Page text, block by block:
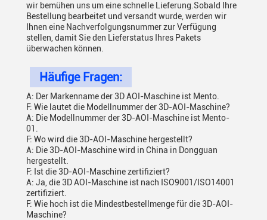
wir bemühen uns um eine schnelle Lieferung.Sobald Ihre
Bestellung bearbeitet und versandt wurde, werden wir
Ihnen eine Nachverfolgungsnummer zur Verfügung
stellen, damit Sie den Lieferstatus Ihres Pakets
überwachen können.
Häufige Fragen:
A: Der Markenname der 3D AOI-Maschine ist Mento.
F: Wie lautet die Modellnummer der 3D-AOI-Maschine?
A: Die Modellnummer der 3D-AOI-Maschine ist Mento-
01.
F: Wo wird die 3D-AOI-Maschine hergestellt?
A: Die 3D-AOI-Maschine wird in China in Dongguan
hergestellt.
F: Ist die 3D-AOI-Maschine zertifiziert?
A: Ja, die 3D AOI-Maschine ist nach ISO9001/ISO14001
zertifiziert.
F: Wie hoch ist die Mindestbestellmenge für die 3D-AOI-
Maschine?